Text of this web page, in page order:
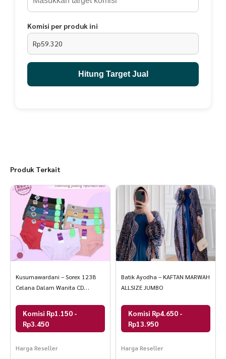
- Tekstur bahan lembut dan tidak mudah terkelupas
risleting anti macet
- Cocok digunakan untuk semua kalangan, untuk acara formal
maupun nonformal; sekolah, kuliah, ataupun untuk jalan-jalan
Komisi per produk ini
Rp59.320
Hitung Target Jual
Produk Terkait
Kusumawardani – Sorex 1238
Celana Dalam Wanita CD
Super Soft Size M – QL
Komisi Rp1.150 -
Rp3.450
Harga Reseller
Batik Ayodha – KAFTAN MARWAH
ALLSIZE JUMBO
Komisi Rp4.650 -
Rp13.950
Harga Reseller